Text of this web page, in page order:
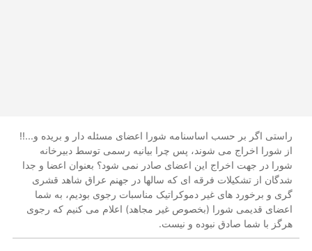
راستی اگر بر حسب اساسنامه شورا اعضای مسئله دار و بریده و...!!
از شورا اخراج می شوند، پس چرا بیانیه رسمی توسط دبیرخانه
شورا در جهت اخراج این اعضای صادر نمی شود؟ بعنوان اعضا و جدا
شدگان از تشکیلات فرقه ای که سالها در جهنم عراق شاهد قشری
گری و برخورد های غیر دموکراتیک مناسبات رجوی بودیم، به شما
اعضای قدیمی شورا (بخصوص غیر مجاهد) اعلام می کنیم که رجوی
هرگز با شما صادق نبوده و نیست.